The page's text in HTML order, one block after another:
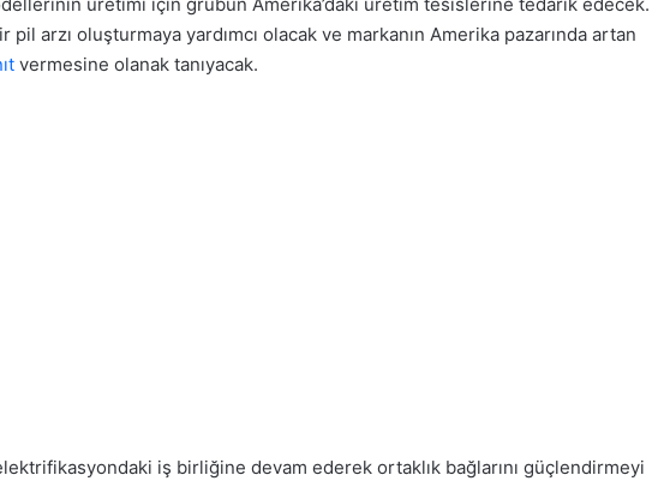
arzı oluşturmaya yardımcı olacak ve markanın Amerika pazarında artan
vermesine olanak tanıyacak.
iş birliğine devam ederek ortaklık bağlarını güçlendirmeyi